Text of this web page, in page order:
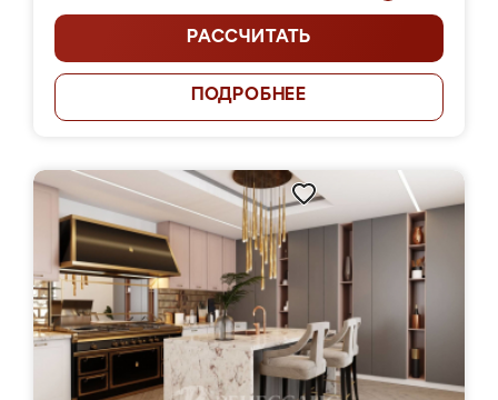
РАССЧИТАТЬ
ПОДРОБНЕЕ